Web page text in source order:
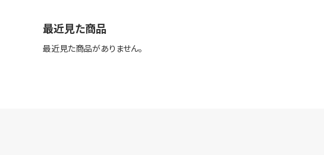
最近見た商品
最近見た商品がありません。